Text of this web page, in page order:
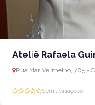
Ateliê Rafaela
Rua Mar Vermelho, 785 -
Sem avaliações